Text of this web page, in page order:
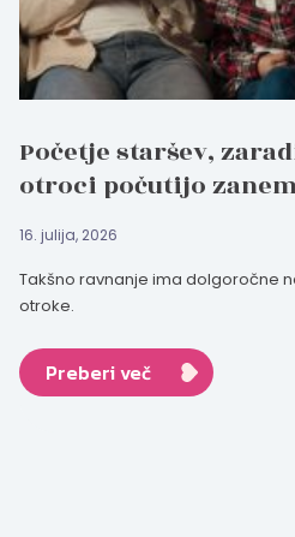
Početje staršev,
otroci počutijo
16. julija, 2026
Takšno ravnanje ima dolgoročne
otroke.
Preberi več